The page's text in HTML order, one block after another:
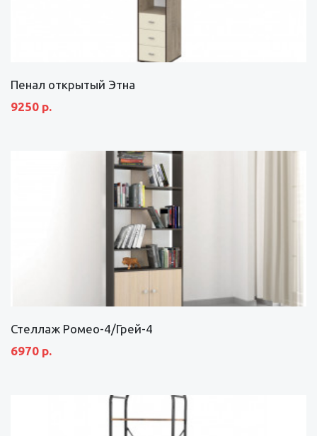
Пенал открытый Этна
9250 р.
Стеллаж Ромео-4/Грей-4
6970 р.